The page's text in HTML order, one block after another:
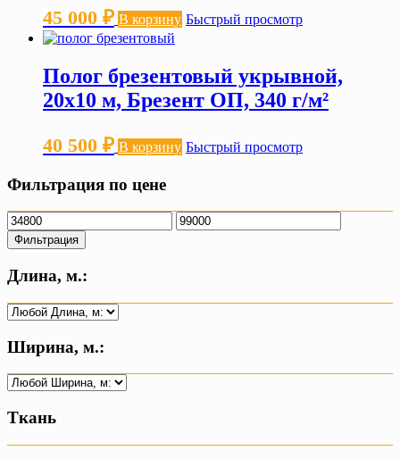
45 000 ₽ В корзину Быстрый просмотр
Полог брезентовый укрывной,
20х10 м, Брезент ОП, 340 г/м²
40 500 ₽ В корзину Быстрый просмотр
Фильтрация по цене
Минимальная
цена
Максимальная
цена
Фильтрация
Длина, м.:
Ширина, м.:
Ткань